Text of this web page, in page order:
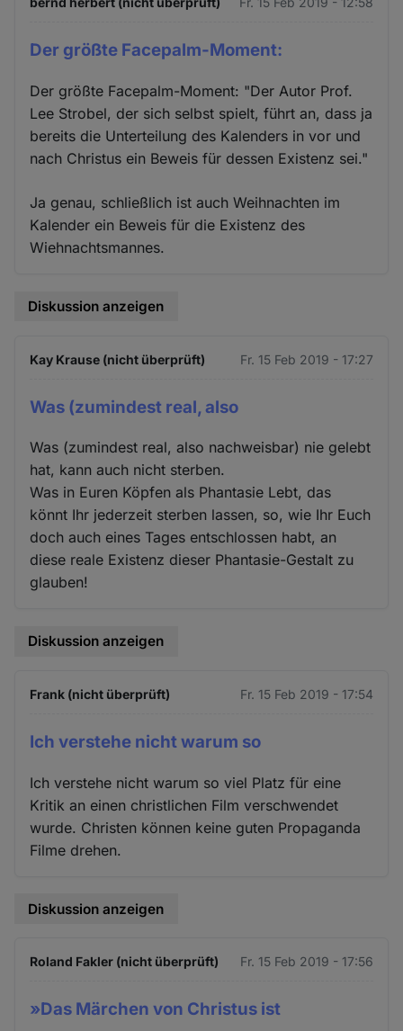
Der größte Facepalm-Moment:
Der größte Facepalm-Moment: "Der Autor Prof.
Lee Strobel, der sich selbst spielt, führt an, dass ja
bereits die Unterteilung des Kalenders in vor und
nach Christus ein Beweis für dessen Existenz sei."
Ja genau, schließlich ist auch Weihnachten im
Kalender ein Beweis für die Existenz des
Wiehnachtsmannes.
Diskussion anzeigen
Kay Krause (nicht überprüft) Fr. 15 Feb 2019 - 17:27
Was (zumindest real, also
Was (zumindest real, also nachweisbar) nie gelebt
hat, kann auch nicht sterben.
Was in Euren Köpfen als Phantasie Lebt, das
könnt Ihr jederzeit sterben lassen, so, wie Ihr Euch
doch auch eines Tages entschlossen habt, an
diese reale Existenz dieser Phantasie-Gestalt zu
glauben!
Diskussion anzeigen
Frank (nicht überprüft) Fr. 15 Feb 2019 - 17:54
Ich verstehe nicht warum so
Ich verstehe nicht warum so viel Platz für eine
Kritik an einen christlichen Film verschwendet
wurde. Christen können keine guten Propaganda
Filme drehen.
Diskussion anzeigen
Roland Fakler (nicht überprüft) Fr. 15 Feb 2019 - 17:56
»Das Märchen von Christus ist